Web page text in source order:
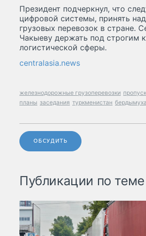
Президент подчеркнул, что
цифровой системы, принять
грузовых перевозок в
Чакыеву держать под строгим
логистической сферы.
centralasia.news
железнодорожные грузоперевозки
планы заседания туркменистан
ОБСУДИТЬ
Публикации по теме